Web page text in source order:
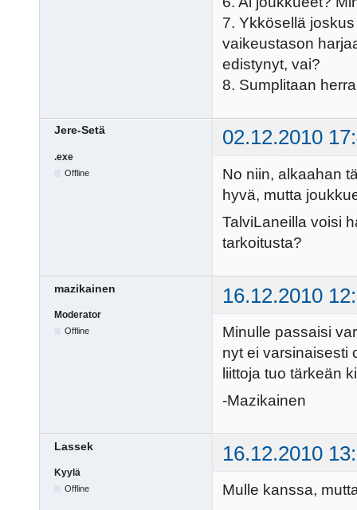
7. Ykkösellä
vaikeustason
edistynyt, vai?
8. Sumplitaan
Jere-Setä 02.12.2010
.exe
Offline
No niin, alkaahan
hyvä, mutta
TalviLaneilla voisi
tarkoitusta?
mazikainen 16.12.2010
Moderator
Offline
Minulle passaisi
nyt ei varsinaisesti
liittoja tuo tärkeän
-Mazikainen
Lassek 16.12.2010
Kyylä
Offline Mulle kanssa,